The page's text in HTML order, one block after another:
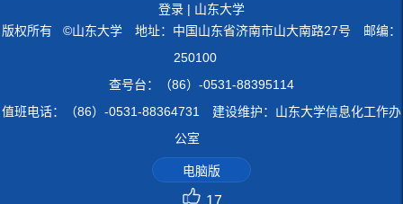
登录 | 山东大学
版权所有 ©山东大学 地址：中国山东省济南市山大南路27号 邮编：
250100
查号台：（86）-0531-88395114
值班电话：（86）-0531-88364731 建设维护：山东大学信息化工作办
公室
电脑版
17